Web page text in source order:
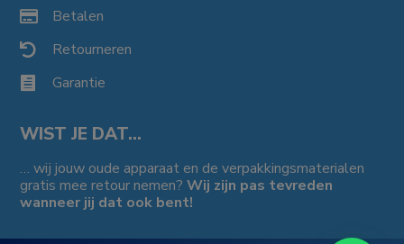
 Betalen
 Retourneren
 Garantie
WIST JE DAT…
… wij jouw oude apparaat en de verpakkingsmaterialen
gratis mee retour nemen?Wij zijn pas tevreden
wanneer jij dat ook bent!